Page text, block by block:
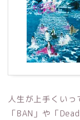
人生が上手くい
「BAN」や「